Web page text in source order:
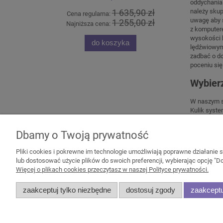
Cena regularna:1 635,90 zł
Najniższa cena: 1 255,00 zł
do koszyka
należy
uwagę aby
z
wysokości
zadbać o
poceniu
W naszym
Kulik
Pomoc
Zwroty i reklamacje
Moje konto
Twoje zamówienia
Dbamy o Twoją prywatność
Pliki cookies i pokrewne im technologie umożliwiają poprawne
lub dostosować użycie plików do swoich preferencji, wybierając opcję
Więcej o plikach cookies przeczytasz w naszej Polityce prywatności.
zaakceptuj tylko niezbędne dostosuj zgody